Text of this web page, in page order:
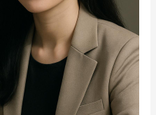
设计服务商
数据通服务